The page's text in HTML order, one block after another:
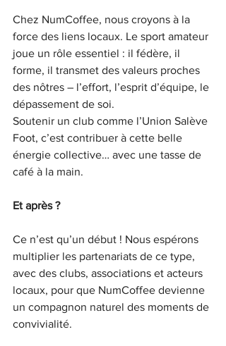
Chez NumCoffee, nous croyons à la
force des liens locaux. Le sport amateur
joue un rôle essentiel : il fédère, il
forme, il transmet des valeurs proches
des nôtres – l’effort, l’esprit d’équipe, le
dépassement de soi.
Soutenir un club comme l’Union Salève
Foot, c’est contribuer à cette belle
énergie collective… avec une tasse de
café à la main.
Et après ?
Ce n’est qu’un début ! Nous espérons
multiplier les partenariats de ce type,
avec des clubs, associations et acteurs
locaux, pour que NumCoffee devienne
un compagnon naturel des moments de
convivialité.